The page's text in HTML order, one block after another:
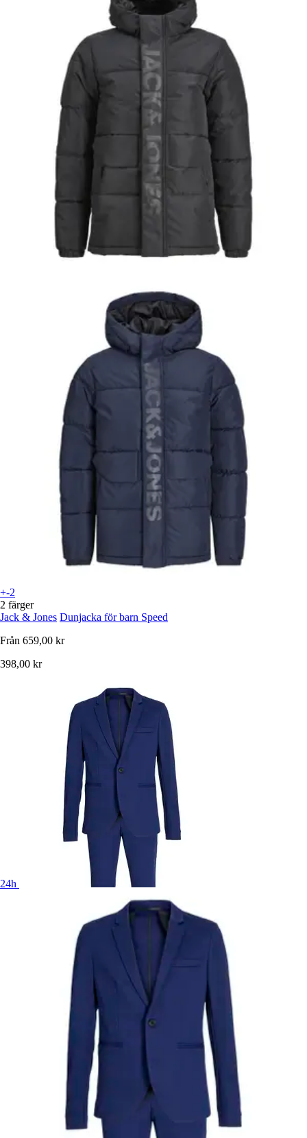
+-2
2 färger
Jack & Jones Dunjacka för barn Speed
Från 659,00 kr
398,00 kr
24h